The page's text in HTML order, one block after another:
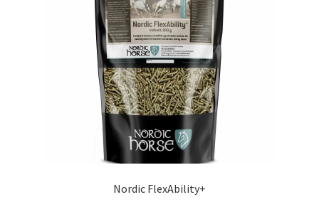
Nordic FlexAbility+